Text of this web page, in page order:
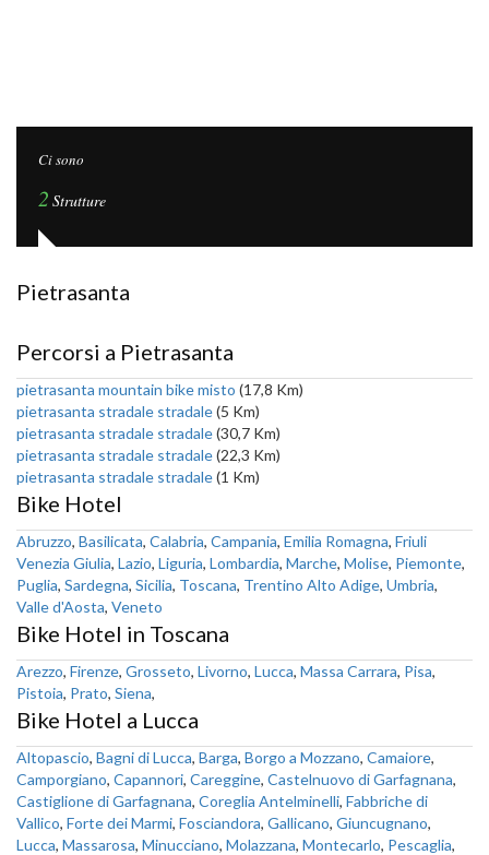
Ci sono
2 Strutture
Pietrasanta
Percorsi a Pietrasanta
pietrasanta mountain bike misto (17,8 Km)
pietrasanta stradale stradale(5 Km)
pietrasanta stradale stradale(30,7 Km)
pietrasanta stradale stradale(22,3 Km)
pietrasanta stradale stradale(1 Km)
Bike Hotel
Abruzzo, Basilicata, Calabria, Campania, Emilia Romagna, Friuli
Venezia Giulia, Lazio, Liguria, Lombardia, Marche, Molise, Piemonte,
Puglia, Sardegna, Sicilia, Toscana, Trentino Alto Adige, Umbria,
Valle d'Aosta, Veneto
Bike Hotel in Toscana
Arezzo, Firenze, Grosseto, Livorno, Lucca, Massa Carrara, Pisa,
Pistoia, Prato, Siena,
Bike Hotel a Lucca
Altopascio, Bagni di Lucca, Barga, Borgo a Mozzano, Camaiore,
Camporgiano, Capannori, Careggine, Castelnuovo di Garfagnana,
Castiglione di Garfagnana, Coreglia Antelminelli, Fabbriche di
Vallico, Forte dei Marmi, Fosciandora, Gallicano, Giuncugnano,
Lucca, Massarosa, Minucciano, Molazzana, Montecarlo, Pescaglia,